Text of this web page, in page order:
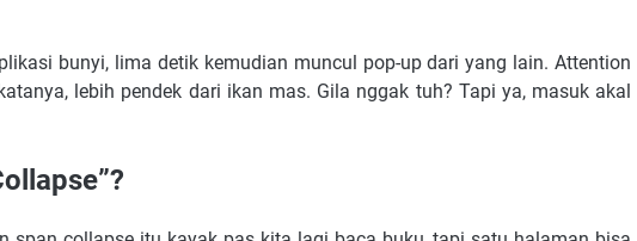
bunyi, lima detik kemudian muncul pop-up dari yang lain. Attention
lebih pendek dari ikan mas. Gila nggak tuh? Tapi ya, masuk akal